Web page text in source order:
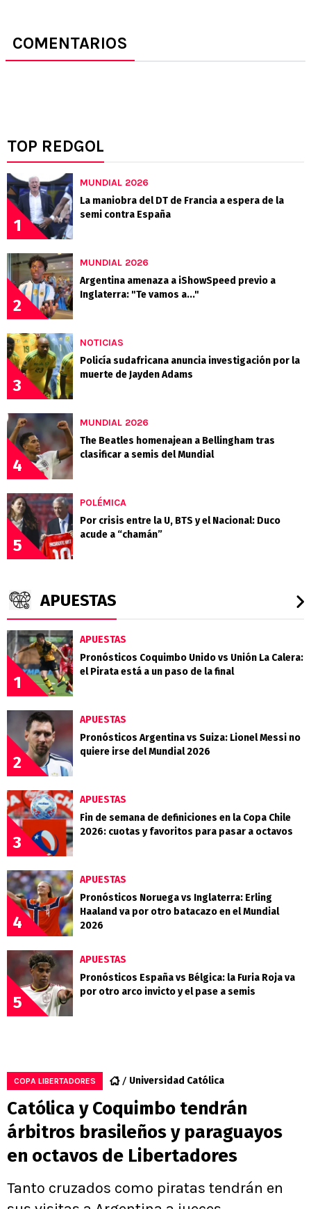
COMENTARIOS
TOP REDGOL
1
MUNDIAL 2026
La maniobra del DT de Francia a espera de la
semi contra España
2
MUNDIAL 2026
Argentina amenaza a iShowSpeed previo a
Inglaterra: "Te vamos a..."
3
NOTICIAS
Policía sudafricana anuncia investigación por la
muerte de Jayden Adams
4
MUNDIAL 2026
The Beatles homenajean a Bellingham tras
clasificar a semis del Mundial
5
POLÉMICA
Por crisis entre la U, BTS y el Nacional: Duco
acude a “chamán”
APUESTAS
1
APUESTAS
Pronósticos Coquimbo Unido vs Unión La Calera:
el Pirata está a un paso de la final
2
APUESTAS
Pronósticos Argentina vs Suiza: Lionel Messi no
quiere irse del Mundial 2026
3
APUESTAS
Fin de semana de definiciones en la Copa Chile
2026: cuotas y favoritos para pasar a octavos
4
APUESTAS
Pronósticos Noruega vs Inglaterra: Erling
Haaland va por otro batacazo en el Mundial
2026
5
APUESTAS
Pronósticos España vs Bélgica: la Furia Roja va
por otro arco invicto y el pase a semis
COPA LIBERTADORES Universidad Católica
Católica y Coquimbo tendrán
árbitros brasileños y paraguayos
en octavos de Libertadores
Tanto cruzados como piratas tendrán en